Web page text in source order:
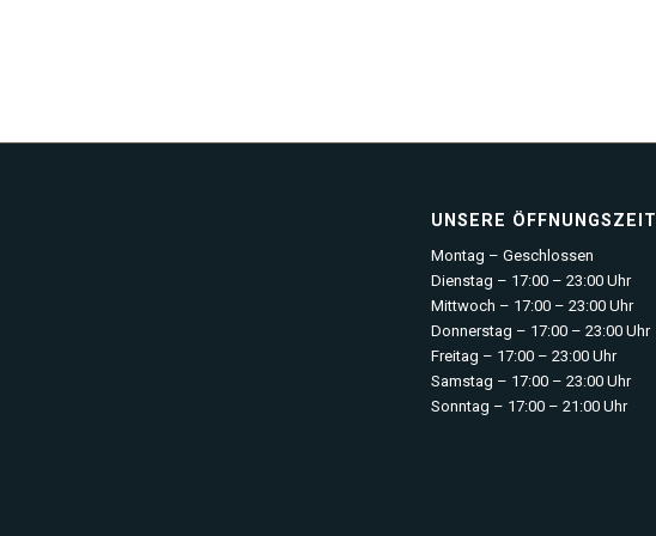
UNSERE
Montag – Geschlossen
Dienstag – 17:00 – 23:00 Uhr
Mittwoch – 17:00 – 23:00 Uhr
Donnerstag – 17:00 – 23:00 Uhr
Freitag – 17:00 – 23:00 Uhr
Samstag – 17:00 – 23:00 Uhr
Sonntag – 17:00 – 21:00 Uhr